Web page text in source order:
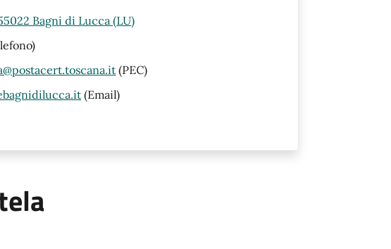
Bagni di Lucca (LU)
(PEC)
(Email)